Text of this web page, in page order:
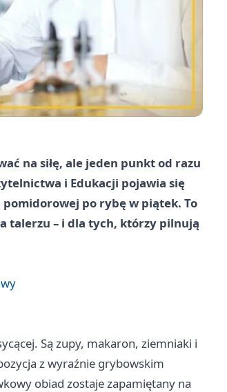
na siłę, ale jeden punkt od razu
i Edukacji pojawia się
po rybę w piątek. To
talerzu – i dla tych, którzy pilnują
Są zupy, makaron, ziemniaki i
z wyraźnie grybowskim
obiad zostaje zapamiętany na